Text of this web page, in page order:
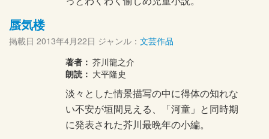
蜃気楼
掲載日 2013年4月22日 ジャンル： 文芸作品
著者： 芥川龍之介
朗読： 大平隆史
淡々とした情景描写の中に得体の知れな
い不安が垣間見える、「河童」と同時期
に発表された芥川最晩年の小編。